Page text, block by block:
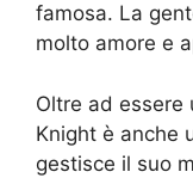
famosa. La
molto amore e
Oltre ad essere
Knight è anche
gestisce il suo